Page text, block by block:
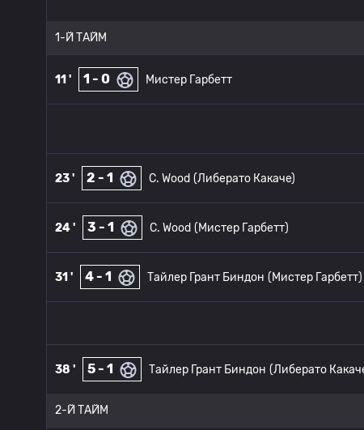
1-Й ТАЙМ
11 ' 1 - 0 Мистер Гарбетт
23 ' 2 - 1 C. Wood (Либерато Какаче)
24 ' 3 - 1 C. Wood (Мистер Гарбетт)
31 ' 4 - 1 Тайлер Грант Биндон (Мистер Гарбетт)
38 ' 5 - 1 Тайлер Грант Биндон (Либерато
2-Й ТАЙМ